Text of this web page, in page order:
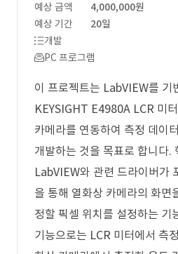
예상 금액
4,000,000원
예상 기간
20일
개발
PC 프로그램
이 프로젝트는 LabVIEW를 기
KEYSIGHT E4980A LCR 미
카메라를 연동하여 측정 데이
개발하는 것을 목표로 합니다.
LabVIEW와 관련 드라이버가
을 통해 열화상 카메라의 화면
정할 픽셀 위치를 설정하는 기
기능으로는 LCR 미터에서 측